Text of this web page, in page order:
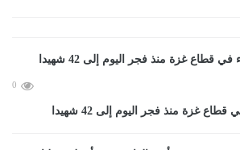
0
غزة منذ فجر اليوم إلى 42 شهيدا